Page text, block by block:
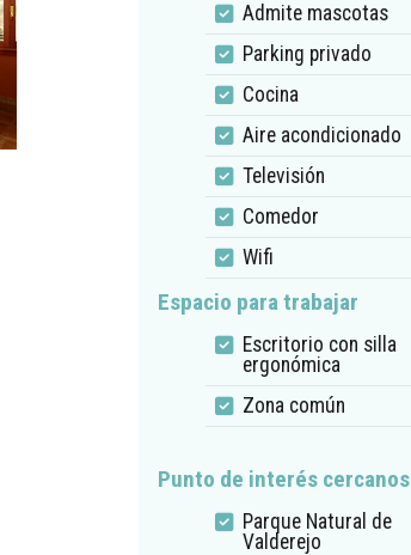
Admite mascotas
Parking privado
Cocina
Aire acondicionado
Televisión
Comedor
Wifi
Espacio para trabajar
Escritorio con silla
ergonómica
Zona común
Punto de interés cercanos
Parque Natural de
Valderejo